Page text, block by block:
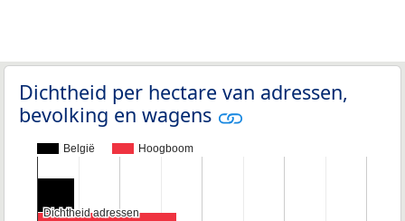
Dichtheid per hectare van adressen,
bevolking en wagens
België Hoogboom
Dichtheid adressen
Dichtheid adressen